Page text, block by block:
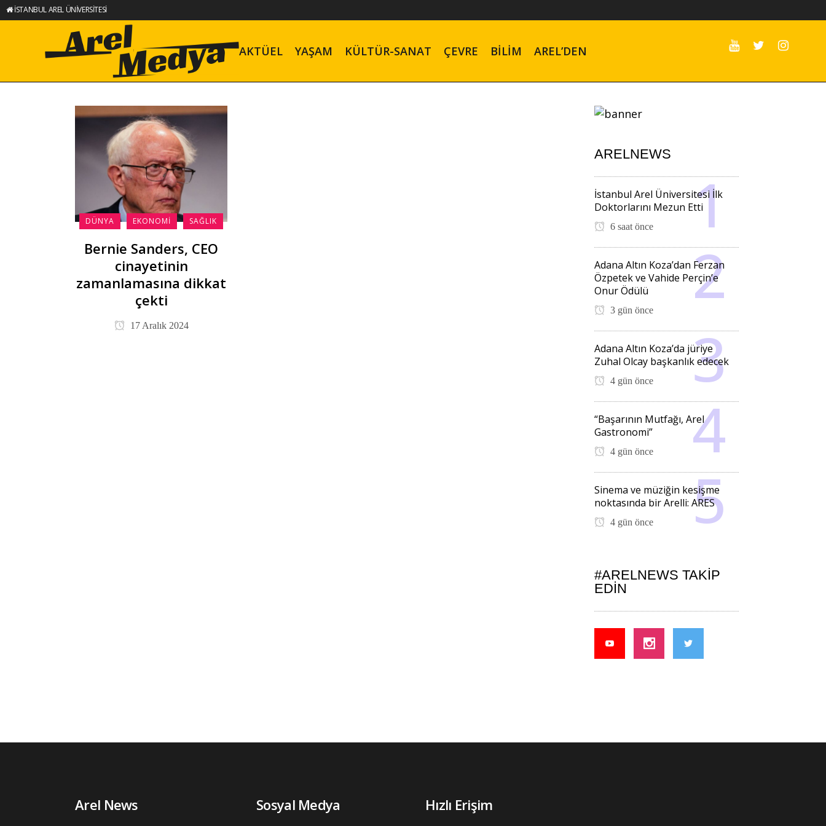
İSTANBUL AREL ÜNİVERSİTESİ
AKTÜEL YAŞAM KÜLTÜR-SANAT ÇEVRE BILIM AREL’DEN
DÜNYA EKONOMI SAĞLIK
Bernie Sanders, CEO
cinayetinin
zamanlamasına dikkat
çekti
17 Aralık 2024
ARELNEWS
İstanbul Arel Üniversitesi İlk
Doktorlarını Mezun Etti
6 saat önce
Adana Altın Koza’dan Ferzan
Özpetek ve Vahide Perçin’e
Onur Ödülü
3 gün önce
Adana Altın Koza’da jüriye
Zuhal Olcay başkanlık edecek
4 gün önce
“Başarının Mutfağı, Arel
Gastronomi”
4 gün önce
Sinema ve müziğin kesişme
noktasında bir Arelli: ARES
4 gün önce
#ARELNEWS TAKIP
EDIN
Arel News Sosyal Medya Hızlı Erişim